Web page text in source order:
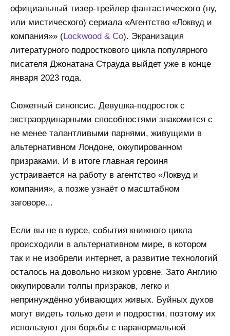
официальный тизер-трейлер фантастического (ну,
или мистического) сериала «Агентство «Локвуд и
компания»» (Lockwood & Co). Экранизация
литературного подросткового цикла популярного
писателя Джонатана Страуда выйдет уже в конце
января 2023 года.
Сюжетный синопсис. Девушка-подросток с
экстраординарными способностями знакомится с
не менее талантливыми парнями, живущими в
альтернативном Лондоне, оккупированном
призраками. И в итоге главная героиня
устраивается на работу в агентство «Локвуд и
компания», а позже узнаёт о масштабном
заговоре...
Если вы не в курсе, события книжного цикла
происходили в альтернативном мире, в котором
так и не изобрели интернет, а развитие технологий
осталось на довольно низком уровне. Зато Англию
оккупировали толпы призраков, легко и
непринуждённо убивающих живых. Буйных духов
могут видеть только дети и подростки, поэтому их
используют для борьбы с паранормальной